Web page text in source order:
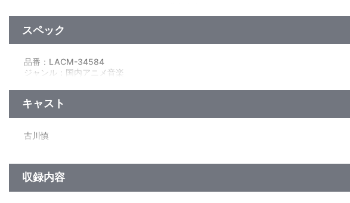
期間限定特典
スペック
品番：LACM-34584
ジャンル：国内アニメ音楽
キャスト
古川慎
収録内容